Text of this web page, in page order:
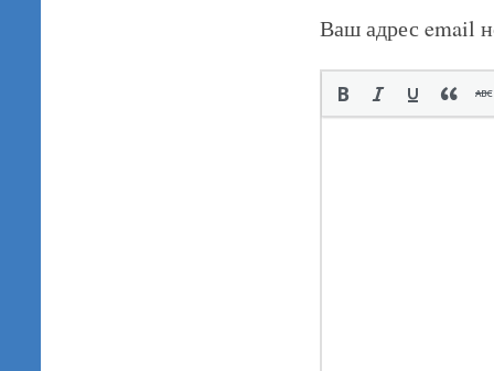
Ваш адрес email